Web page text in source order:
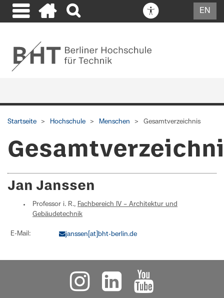
EN
Startseite Hochschule Menschen Gesamtverzeichnis
Jan Janssen
Professor i. R., Fachbereich IV – Architektur und
Gebäudetechnik
E-Mail: janssen[at]bht-berlin.de